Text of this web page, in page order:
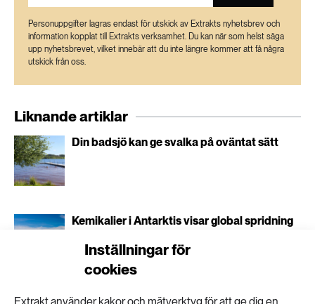
Inställningar för
cookies
Personuppgifter lagras endast för utskick av Extrakts nyhetsbrev och
information kopplat till Extrakts verksamhet. Du kan när som helst säga
upp nyhetsbrevet, vilket innebär att du inte längre kommer att få några
utskick från oss.
Liknande artiklar
Din badsjö kan ge svalka på oväntat sätt
Kemikalier i Antarktis visar global spridning
Åtta förslag som kan rädda Europas